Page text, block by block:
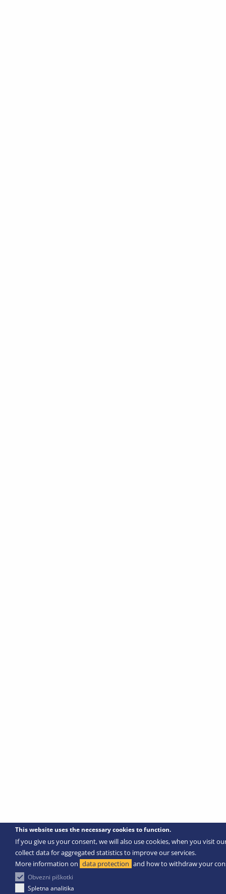
This website uses the necessary cookies to function.
If you give us your consent, we will also use cookies, when you visit
collect data for aggregated statistics to improve our services.
More information on data protection and how to withdraw your
Obvezni piškotki
Spletna analitika